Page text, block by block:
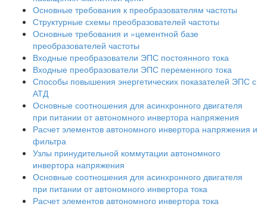
Основные требования к преобразователям частоты
Структурные схемы преобразователей частоты
Основные требования и »цементной базе
преобразователей частоты
Входные преобразователи ЭПС постоянного тока
Входные преобразователи ЭПС переменного тока
Способы повышения энергетических показателей ЭПС с
АТД
Основные соотношения для асинхронного двигателя
при питании от автономного инвертора напряжения
Расчет элементов автономного инвертора напряжения и
фильтра
Узлы принудительной коммутации автономного
инвертора напряжения
Основные соотношения для асинхронного двигателя
при питании от автономного инвертора тока
Расчет элементов автономного инвертора тока